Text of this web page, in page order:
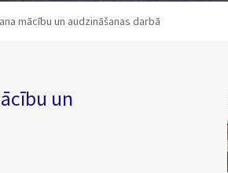
mācību un audzināšanas darbā
un